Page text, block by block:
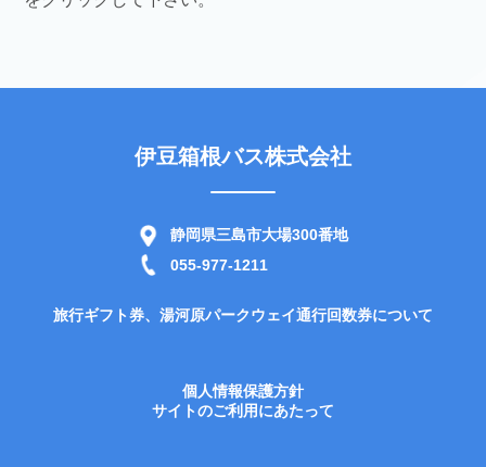
伊豆箱根バス株式会社
静岡県三島市大場300番地
055-977-1211
旅行ギフト券、湯河原パークウェイ通行回数券について
個人情報保護方針
サイトのご利用にあたって